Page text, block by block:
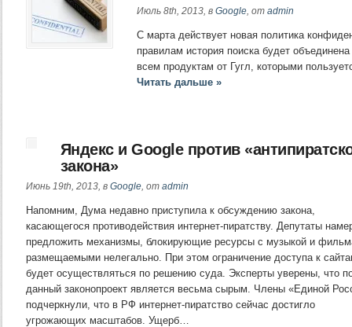
Июль 8th, 2013, в Google, от admin
C марта действует новая политика
правилам история поиска будет
всем продуктам от Гугл, которыми
Читать дальше »
Яндекс и Google против
закона»
Июнь 19th, 2013, в Google, от admin
Напомним, Дума недавно приступила к обсуждению закона,
касающегося противодействия интернет-пиратству. Депутаты
предложить механизмы, блокирующие ресурсы с музыкой и
размещаемыми нелегально. При этом ограничение доступа к
будет осуществляться по решению суда. Эксперты уверены, что
данный законопроект является весьма сырым. Члены «Единой
подчеркнули, что в РФ интернет-пиратство сейчас достигло
угрожающих масштабов. Ущерб…